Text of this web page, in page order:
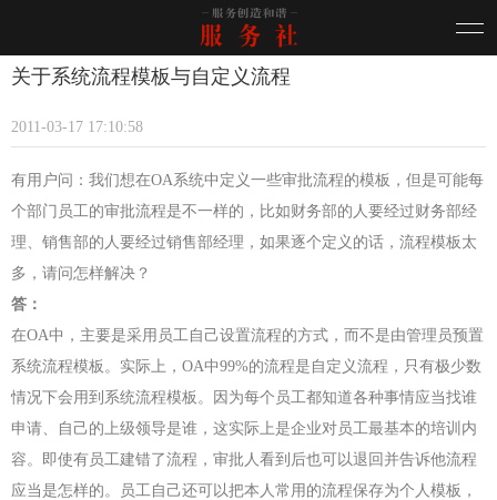
关于系统流程模板与自定义流程
2011-03-17 17:10:58
有用户问：我们想在OA系统中定义一些审批流程的模板，但是可能每
个部门员工的审批流程是不一样的，比如财务部的人要经过财务部经
理、销售部的人要经过销售部经理，如果逐个定义的话，流程模板太
多，请问怎样解决？
答：
在OA中，主要是采用员工自己设置流程的方式，而不是由管理员预置
系统流程模板。实际上， OA中99%的流程是自定义流程，只有极少数
情况下会用到系统流程模板。因为每个员工都知道各种事情应当找谁
申请、自己的上级领导是谁，这实际上是企业对员工最基本的培训内
容。即使有员工建错了流程，审批人看到后也可以退回并告诉他流程
应当是怎样的。员工自己还可以把本人常用的流程保存为个人模板，